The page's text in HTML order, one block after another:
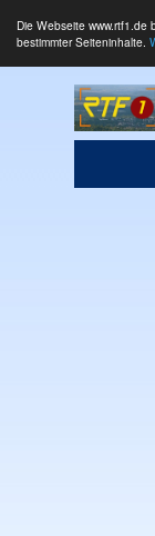
Die Webseite www.rtf1.de
bestimmter Seiteninhalte.